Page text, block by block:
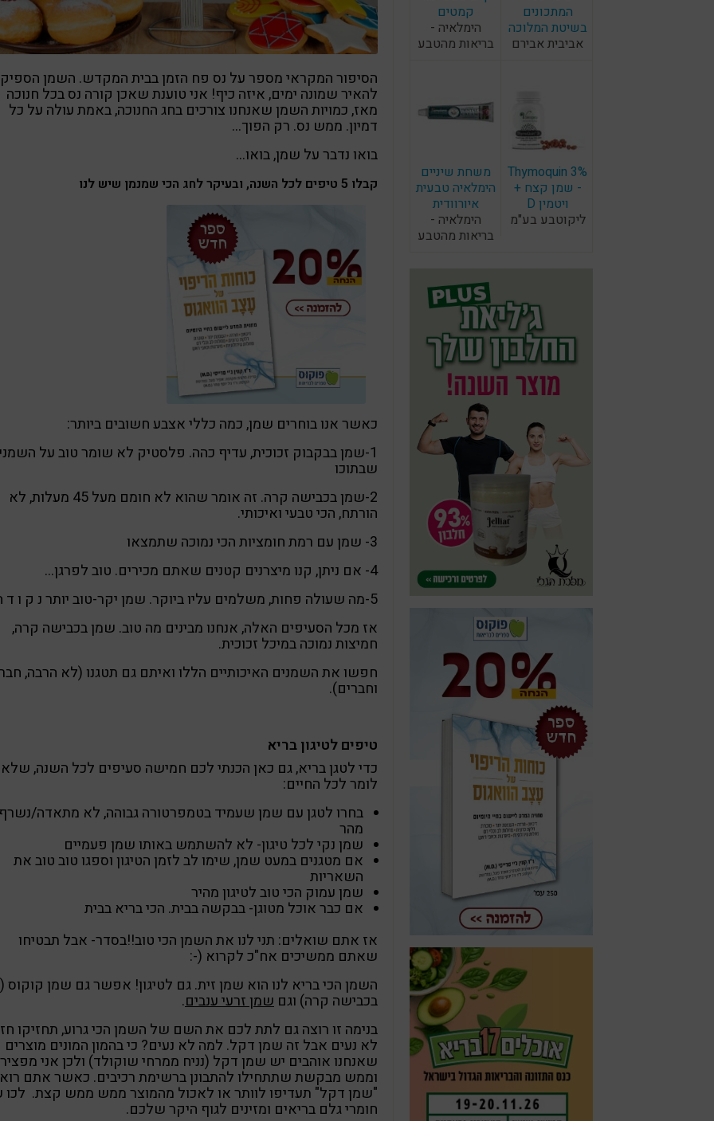
המתכונים
בשיטת המלוכה
אביבית אבירם
קמטים
הימלאיה -
בריאות מהטבע
Thymoquin 3%
- שמן קצח +
ויטמין D
ליקוטבע בע"מ
משחת שיניים
הימלאיה טבעית
איורוודית
הימלאיה -
בריאות מהטבע
הסיפור המקראי מספר על נס פח הזמן בבית המקדש. השמן הספיק
להאיר שמונה ימים, איזה כיף! אני טוענת שאכן קורה נס בכל חנוכה
מאז, כמויות השמן שאנחנו צורכים בחג החנוכה, באמת עולה על כל
דמיון. ממש נס. רק הפוך…
בואו נדבר על שמן, בואו…
קבלו 5 טיפים לכל השנה, ובעיקר לחג הכי שמנמן שיש לנו
כאשר אנו בוחרים שמן, כמה כללי אצבע חשובים ביותר:
1-שמן בבקבוק זכוכית, עדיף כהה. פלסטיק לא שומר טוב על
שבתוכו
2-שמן בכבישה קרה. זה אומר שהוא לא חומם מעל 45 מעלות, לא
הורתח, הכי טבעי ואיכותי.
3- שמן עם רמת חומציות הכי נמוכה שתמצאו
4- אם ניתן, קנו מיצרנים קטנים שאתם מכירים. טוב לפרגן…
5-מה שעולה פחות, משלמים עליו ביוקר. שמן יקר-טוב יותר נ ק ו ד ה
אז מכל הסעיפים האלה, אנחנו מבינים מה טוב. שמן בכבישה קרה,
חמיצות נמוכה במיכל זכוכית.
חפשו את השמנים האיכותיים הללו ואיתם גם תטגנו (לא הרבה,
וחברים).
טיפים לטיגון בריא
כדי לטגן בריא, גם כאן הכנתי לכם חמישה סעיפים לכל השנה, שלא
לומר לכל החיים:
בחרו לטגן עם שמן שעמיד בטמפרטורה גבוהה, לא מתאדה/
מהר
שמן נקי לכל טיגון- לא להשתמש באותו שמן פעמיים
אם מטגנים במעט שמן, שימו לב לזמן הטיגון וספגו טוב טוב את
השאריות
שמן עמוק הכי טוב לטיגון מהיר
אם כבר אוכל מטוגן- בבקשה בבית. הכי בריא בבית
אז אתם שואלים: תני לנו את השמן הכי טוב!!בסדר- אבל תבטיחו
שאתם ממשיכים אח"כ לקרוא (-:
השמן הכי בריא לנו הוא שמן זית. גם לטיגון! אפשר גם שמן קוקוס
בכבישה קרה) וגם שמן זרעי ענבים.
בנימה זו רוצה גם לתת לכם את השם של השמן הכי גרוע, תחזיקו
לא נעים אבל זה שמן דקל. למה לא נעים? כי בהמון המונים מוצרים
שאנחנו אוהבים יש שמן דקל (נניח ממרחי שוקולד) ולכן אני
וממש מבקשת שתתחילו להתבונן ברשימת רכיבים. כאשר אתם
"שמן דקל" תעדיפו לוותר או לאכול מהמוצר ממש ממש קצת. לכו
חומרי גלם בריאים ומזינים לגוף היקר שלכם.